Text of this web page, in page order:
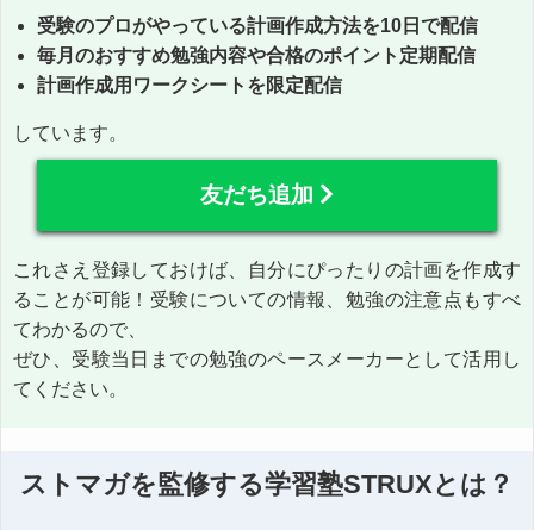
受験のプロがやっている計画作成方法を10日で配信
毎月のおすすめ勉強内容や合格のポイント定期配信
計画作成用ワークシートを限定配信
しています。
友だち追加
これさえ登録しておけば、自分にぴったりの計画を作成す
ることが可能！受験についての情報、勉強の注意点もすべ
てわかるので、
ぜひ、受験当日までの勉強のペースメーカーとして活用し
てください。
ストマガを監修する学習塾STRUXとは？